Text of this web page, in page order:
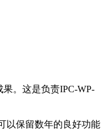
。这是负责IPC-WP-
以保留数年的良好功能